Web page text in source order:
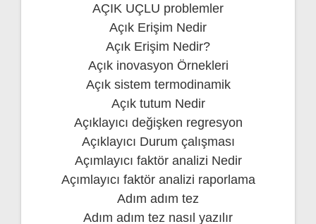
AÇIK UÇLU problemler
Açık Erişim Nedir
Açık Erişim Nedir?
Açık inovasyon Örnekleri
Açık sistem termodinamik
Açık tutum Nedir
Açıklayıcı değişken regresyon
Açıklayıcı Durum çalışması
Açımlayıcı faktör analizi Nedir
Açımlayıcı faktör analizi raporlama
Adım adım tez
Adım adım tez nasıl yazılır